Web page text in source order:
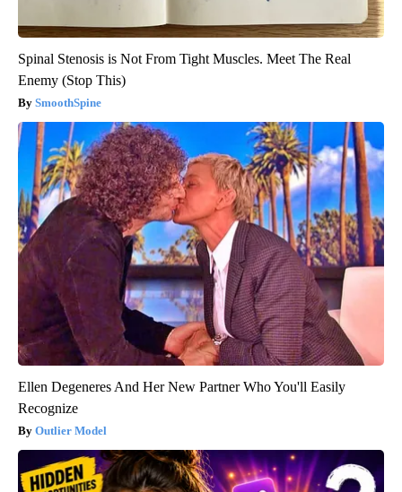
Spinal Stenosis is Not From Tight Muscles. Meet The Real
Enemy (Stop This)
SmoothSpine
Ellen Degeneres And Her New Partner Who You'll Easily
Recognize
Outlier Model